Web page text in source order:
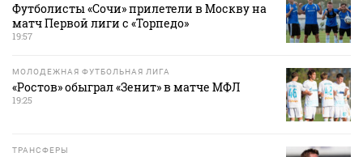
Футболисты «Сочи» прилетели в Москву на
матч Первой лиги с «Торпедо»
19:57
МОЛОДЕЖНАЯ ФУТБОЛЬНАЯ ЛИГА
«Ростов» обыграл «Зенит» в матче МФЛ
19:25
ТРАНСФЕРЫ